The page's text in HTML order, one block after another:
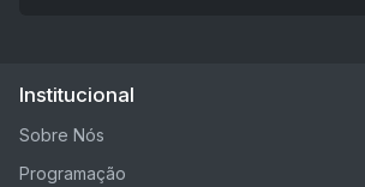
Institucional
Sobre Nós
Programação